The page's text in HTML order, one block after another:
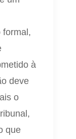
formal,
à
deve
o
que